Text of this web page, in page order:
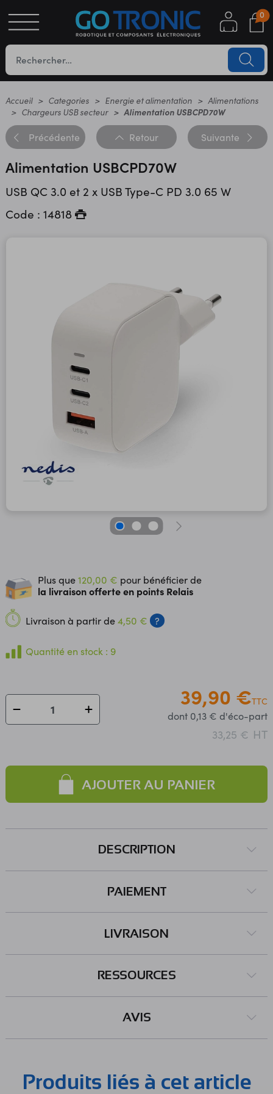
0
Accueil Categories Energie et alimentation
Alimentations
Chargeurs USB secteur
Alimentation USBCPD70W
Précédente Retour Suivante
Alimentation USBCPD70W
USB QC 3.0 et 2 x USB Type-C PD 3.0 65 W
Code : 14818
Plus que120,00 € pour bénéficier de
la livraison offerte en points Relais
Livraison à partir de4,50 € ?
Quantité en stock : 9
39,90 €TTC
dont 0,13 € d'éco-part
33,25 € HT
AJOUTER AU PANIER
DESCRIPTION
PAIEMENT
LIVRAISON
RESSOURCES
AVIS
Produits liés à cet article